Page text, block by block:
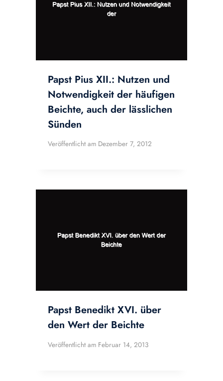
Papst Pius XII.: Nutzen und
Notwendigkeit der häufigen
Beichte, auch der lässlichen
Sünden
Veröffentlicht am Dezember 7, 2012
Papst Benedikt XVI. über
den Wert der Beichte
Veröffentlicht am Februar 14, 2013